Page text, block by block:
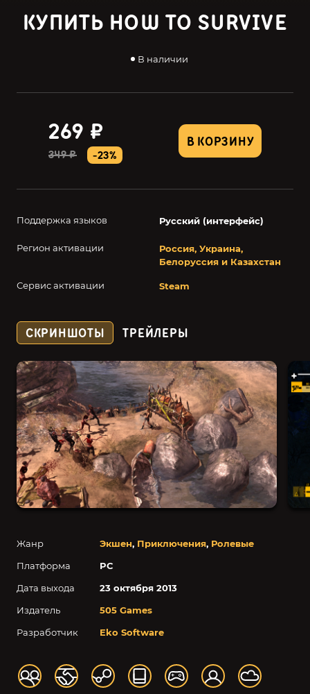
КУПИТЬ HOW TO SURVIVE
В наличии
В КОРЗИНУ
269 ₽
349 ₽ -23%
Поддержка языков Русский (интерфейс)
Регион активации
Россия, Украина,
Белоруссия и Казахстан
Сервис активации Steam
Жанр Экшен, Приключения, Ролевые
Платформа
PC
Дата выхода
23 октября 2013
Издатель
505 Games
Разработчик
Eko Software
СКРИНШОТЫ ТРЕЙЛЕРЫ